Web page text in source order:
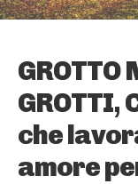
GROTTO
GROTTI,
che
amore